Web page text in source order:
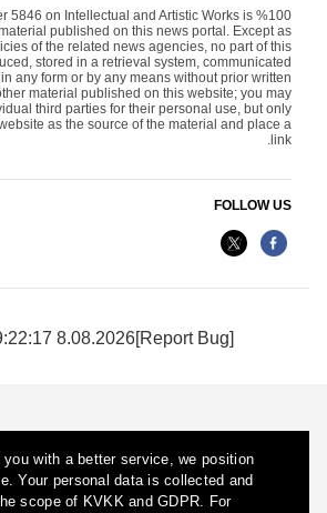
5846 on Intellectual and Artistic Works is %100
material published on this news portal. Except as
of the related news agencies, no part of this
stored in a retrieval system, communicated
in any form or by any means without prior written
other material published on this website; you may
third parties for their personal use, but only
website as the source of the material and place a
link.
FOLLOW US
8.08.2026 19:22:17 #1.11#
you with a better service, we position
Your personal data is collected and
the scope of KVKK and GDPR. For